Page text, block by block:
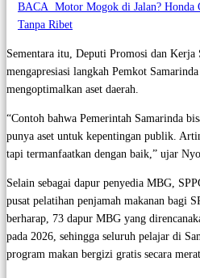
BACA Motor Mogok di Jalan? Honda
Tanpa Ribet
Sementara itu, Deputi Promosi dan
mengapresiasi langkah Pemkot
mengoptimalkan aset daerah.
“Contoh bahwa Pemerintah Samarinda
punya aset untuk kepentingan publik.
tapi termanfaatkan dengan baik,” ujar
Selain sebagai dapur penyedia MBG,
pusat pelatihan penjamah makanan bagi
berharap, 73 dapur MBG yang
pada 2026, sehingga seluruh pelajar di
program makan bergizi gratis secara